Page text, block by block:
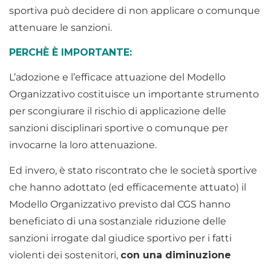
sportiva può decidere di non applicare o comunque
attenuare le sanzioni.
PERCHÈ È IMPORTANTE:
L’adozione e l’efficace attuazione del Modello
Organizzativo costituisce un importante strumento
per scongiurare il rischio di applicazione delle
sanzioni disciplinari sportive o comunque per
invocarne la loro attenuazione.
Ed invero, è stato riscontrato che le società sportive
che hanno adottato (ed efficacemente attuato) il
Modello Organizzativo previsto dal CGS hanno
beneficiato di una sostanziale riduzione delle
sanzioni irrogate dal giudice sportivo per i fatti
violenti dei sostenitori, con una diminuzione